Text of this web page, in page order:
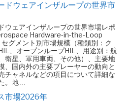
ドウェアインザループの世界市
ウェアインザループの世界市場レポ
Hardware-in-the-Loop
グメント別市場規模（種類別：ク
、オープンループHIL、用途別：航
衛星、軍用車両、その他）、主要地
、国内外の主要プレーヤーの動向と
チャネルなどの項目について詳細な
。地 …
市場2026年